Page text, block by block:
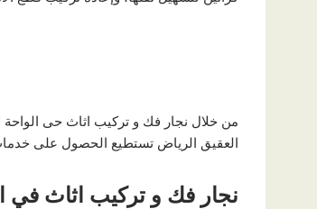
من خلال نجار فك و تركيب اثاث حى
العقيق الرياض تستطيع الحصول على
نجار فك و تركيب اثاث